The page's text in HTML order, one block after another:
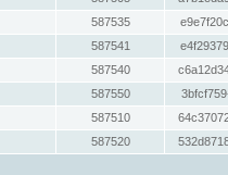
587535
587541
587540
587550
587510
587520